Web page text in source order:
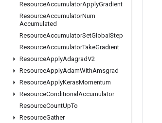
ResourceAccumulatorApplyGradient
ResourceAccumulatorNum
Accumulated
ResourceAccumulatorSetGlobal Step
ResourceAccumulatorTakeGradient
ResourceApplyAdagradV2
ResourceApplyAdamWithAmsgrad
ResourceApplyKerasMomentum
ResourceConditional Accumulator
ResourceCountUpTo
ResourceGather